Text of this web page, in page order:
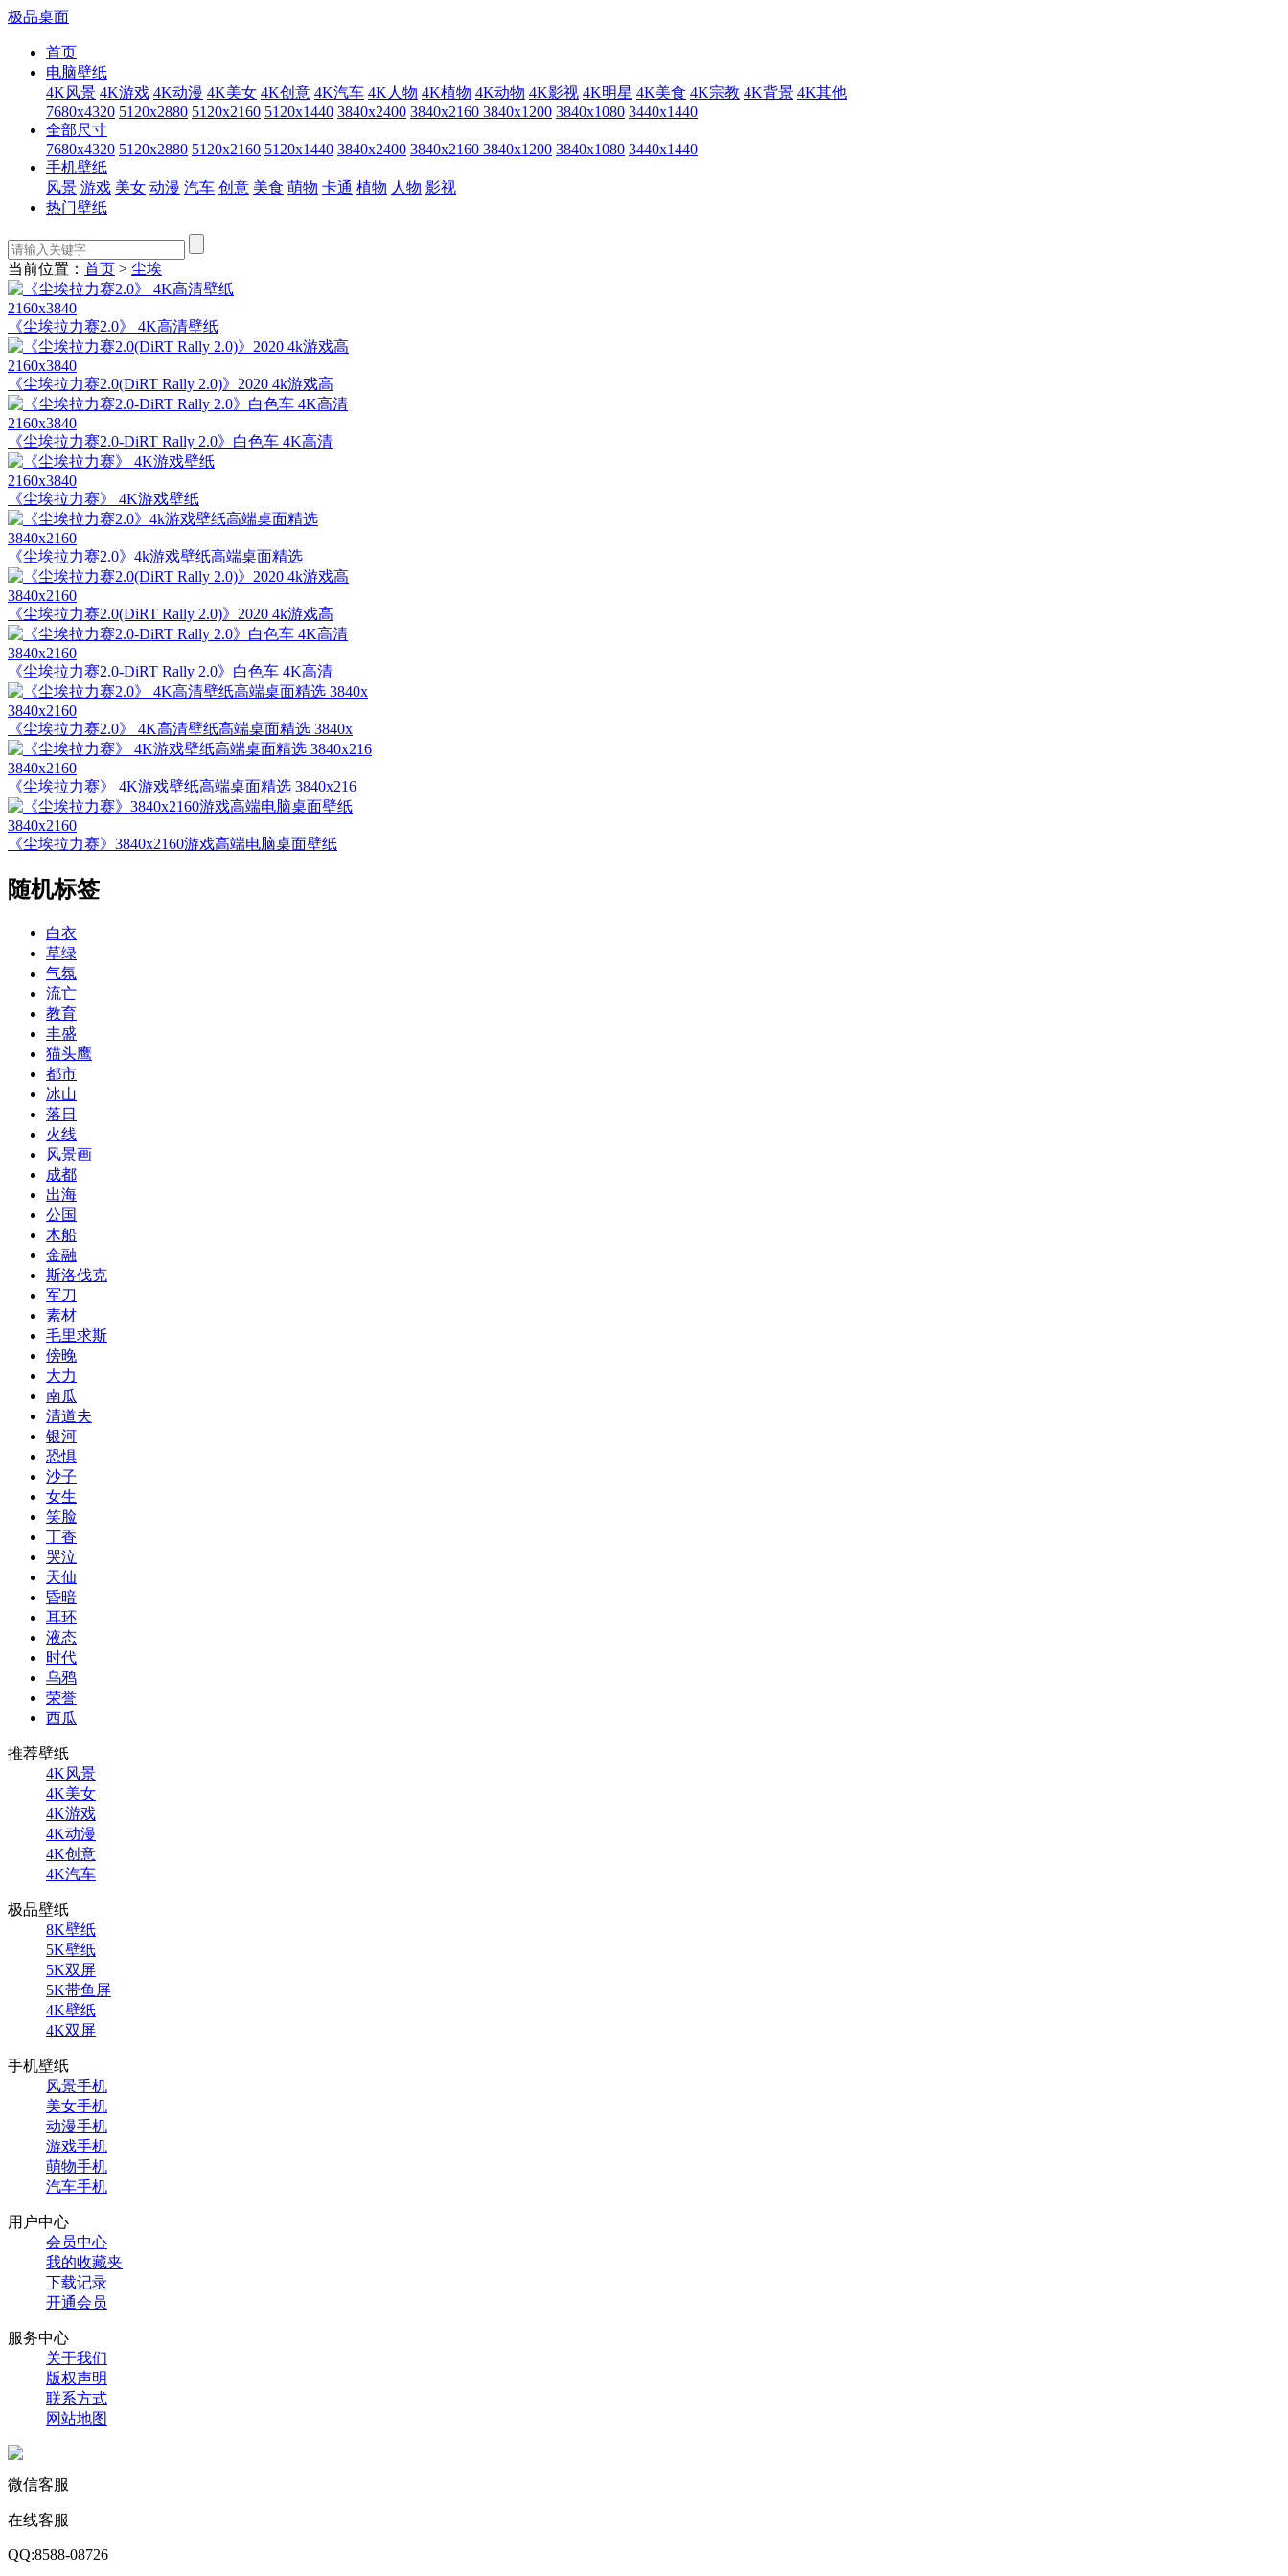
极品桌面
首页
电脑壁纸
4K风景 4K游戏 4K动漫 4K美女 4K创意 4K汽车 4K人物 4K植物 4K动物 4K影视 4K明星 4K美食 4K宗教 4K背景 4K其他
7680x4320 5120x2880 5120x2160 5120x1440 3840x2400 3840x2160 3840x1200 3840x1080 3440x1440
全部尺寸
7680x4320 5120x2880 5120x2160 5120x1440 3840x2400 3840x2160 3840x1200 3840x1080 3440x1440
手机壁纸
风景 游戏 美女 动漫 汽车 创意 美食 萌物 卡通 植物 人物 影视
热门壁纸
当前位置： 首页 > 尘埃
2160x3840
《尘埃拉力赛2.0》 4K高清壁纸
2160x3840
《尘埃拉力赛2.0(DiRT Rally 2.0)》2020 4k游戏高
2160x3840
《尘埃拉力赛2.0-DiRT Rally 2.0》白色车 4K高清
2160x3840
《尘埃拉力赛》 4K游戏壁纸
3840x2160
《尘埃拉力赛2.0》4k游戏壁纸高端桌面精选
3840x2160
《尘埃拉力赛2.0(DiRT Rally 2.0)》2020 4k游戏高
3840x2160
《尘埃拉力赛2.0-DiRT Rally 2.0》白色车 4K高清
3840x2160
《尘埃拉力赛2.0》 4K高清壁纸高端桌面精选 3840x
3840x2160
《尘埃拉力赛》 4K游戏壁纸高端桌面精选 3840x216
3840x2160
《尘埃拉力赛》3840x2160游戏高端电脑桌面壁纸
随机标签
白衣
草绿
气氛
流亡
教育
丰盛
猫头鹰
都市
冰山
落日
火线
风景画
成都
出海
公国
木船
金融
斯洛伐克
军刀
素材
毛里求斯
傍晚
大力
南瓜
清道夫
银河
恐惧
沙子
女生
笑脸
丁香
哭泣
天仙
昏暗
耳环
液态
时代
乌鸦
荣誉
西瓜
推荐壁纸
4K风景
4K美女
4K游戏
4K动漫
4K创意
4K汽车
极品壁纸
8K壁纸
5K壁纸
5K双屏
5K带鱼屏
4K壁纸
4K双屏
手机壁纸
风景手机
美女手机
动漫手机
游戏手机
萌物手机
汽车手机
用户中心
会员中心
我的收藏夹
下载记录
开通会员
服务中心
关于我们
版权声明
联系方式
网站地图
微信客服
在线客服
QQ:8588-08726